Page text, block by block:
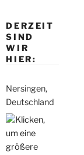
DERZEIT
SIND
WIR
HIER:
Nersingen,
Deutschland